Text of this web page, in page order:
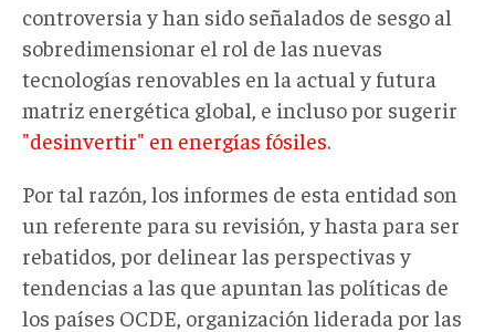
controversia y han sido señalados de sesgo al
sobredimensionar el rol de las nuevas
tecnologías renovables en la actual y futura
matriz energética global, e incluso por sugerir
"desinvertir" en energías fósiles.
Por tal razón, los informes de esta entidad son
un referente para su revisión, y hasta para ser
rebatidos, por delinear las perspectivas y
tendencias a las que apuntan las políticas de
los países OCDE, organización liderada por las